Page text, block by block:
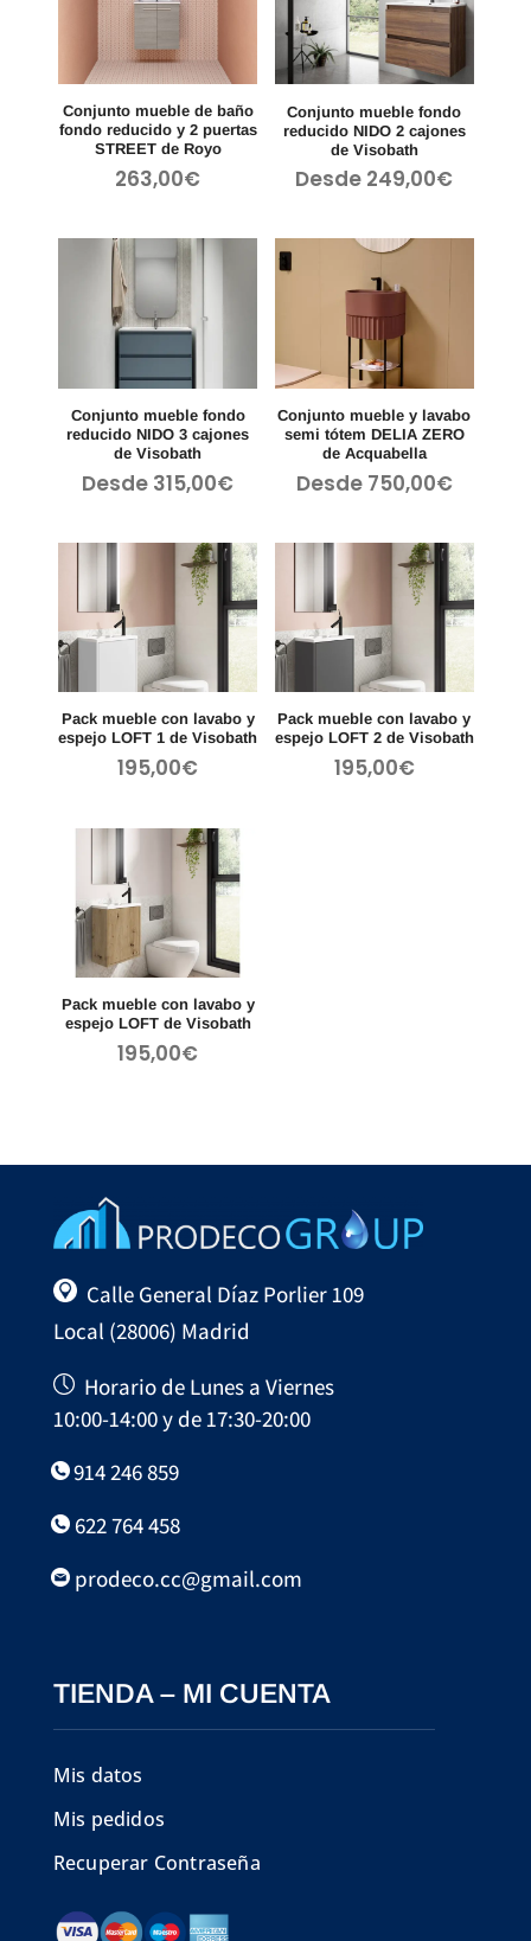
Conjunto mueble de baño
fondo reducido y 2 puertas
STREET de Royo
263,00€
Conjunto mueble fondo
reducido NIDO 2 cajones
de Visobath
Desde 249,00€
Conjunto mueble fondo
reducido NIDO 3 cajones
de Visobath
Desde 315,00€
Conjunto mueble y lavabo
semi tótem DELIA ZERO
de Acquabella
Desde 750,00€
Pack mueble con lavabo y
espejo LOFT 1 de Visobath
195,00€
Pack mueble con lavabo y
espejo LOFT 2 de Visobath
195,00€
Pack mueble con lavabo y
espejo LOFT de Visobath
195,00€
Calle General Díaz Porlier 109
Local (28006) Madrid
Horario de Lunes a Viernes
10:00-14:00 y de 17:30-20:00
914 246 859
622 764 458
prodeco.cc@gmail.com
TIENDA – MI CUENTA
Mis datos
Mis pedidos
Recuperar Contraseña